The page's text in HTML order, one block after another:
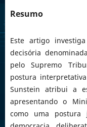
Resumo
Este artigo
decisória
pelo Supremo
postura
Sunstein atribui a
apresentando o
como uma postura